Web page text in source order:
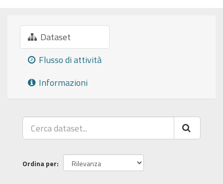
Dataset
Flusso di attività
Informazioni
Ordina per